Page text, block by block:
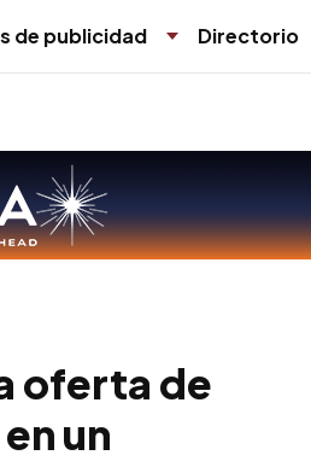
de publicidad Directorio
oferta de
un